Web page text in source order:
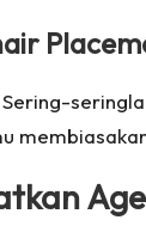
Sering-